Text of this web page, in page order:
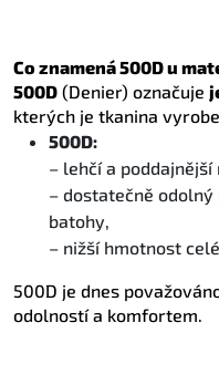
Co znamená 500D u
500D (Denier) označuje
kterých je tkanina
500D:
– lehčí a
– dostatečně
batohy,
– nižší hmotnost
500D je dnes
odolností a komfortem.